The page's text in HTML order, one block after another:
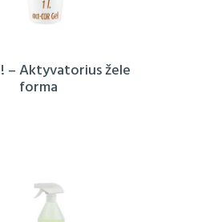
– Aktyvatorius žele
forma